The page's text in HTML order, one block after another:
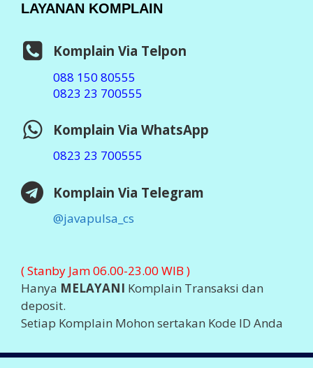
LAYANAN KOMPLAIN
Komplain Via Telpon
088 150 80555
0823 23 700555
Komplain Via WhatsApp
0823 23 700555
Komplain Via Telegram
@javapulsa_cs
( Stanby Jam 06.00-23.00 WIB )
Hanya MELAYANI Komplain Transaksi dan
deposit.
Setiap Komplain Mohon sertakan Kode ID Anda